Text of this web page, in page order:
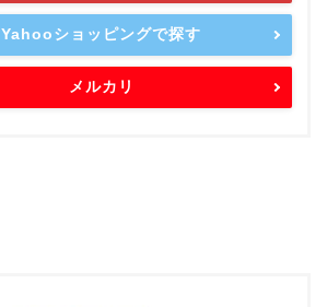
Yahooショッピングで探す
メルカリ